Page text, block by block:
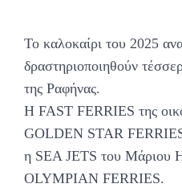
Το καλοκαίρι του 2025
δραστηριοποιηθούν
της Ραφήνας.
Η FAST FERRIES της
GOLDEN STAR
η SEA JETS του Μάριου
OLYMPIAN FERRIES.